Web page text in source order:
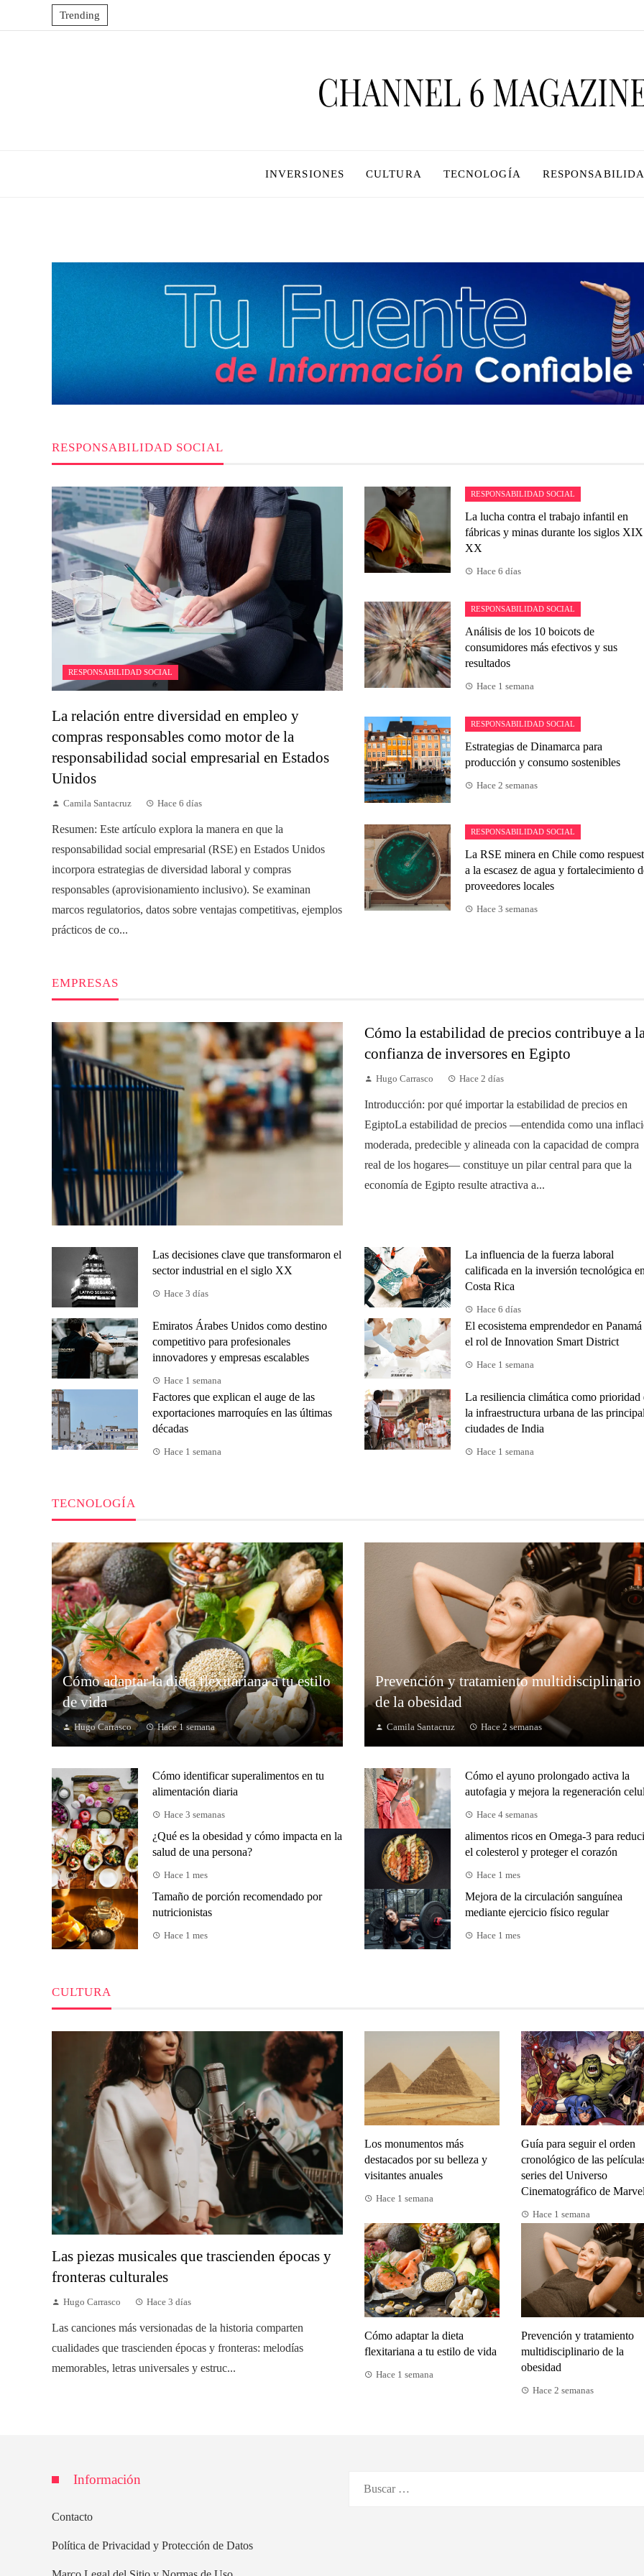
Trending
INVERSIONES CULTURA TECNOLOGÍA
RESPONSABILIDAD SOCIAL
RESPONSABILIDAD SOCIAL
La relación entre diversidad en empleo y
compras responsables como motor de la
responsabilidad social empresarial en Estados
Unidos
Camila Santacruz Hace 6 días
Resumen: Este artículo explora la manera en que la
responsabilidad social empresarial (RSE) en Estados Unidos
incorpora estrategias de diversidad laboral y compras
responsables (aprovisionamiento inclusivo). Se examinan
marcos regulatorios, datos sobre ventajas competitivas, ejemplos
prácticos de co...
RESPONSABILIDAD SOCIAL
La lucha contra el trabajo infantil en
fábricas y minas durante los siglos
XX
Hace 6 días
RESPONSABILIDAD SOCIAL
Análisis de los 10 boicots de
consumidores más efectivos y sus
resultados
Hace 1 semana
RESPONSABILIDAD SOCIAL
Estrategias de Dinamarca para
producción y consumo sostenibles
Hace 2 semanas
RESPONSABILIDAD SOCIAL
La RSE minera en Chile como
a la escasez de agua y fortalecimiento
proveedores locales
Hace 3 semanas
EMPRESAS
Cómo la estabilidad de precios contribuye a la
confianza de inversores en Egipto
Hugo Carrasco Hace 2 días
Introducción: por qué importar la estabilidad de precios en
EgiptoLa estabilidad de precios —entendida como una
moderada, predecible y alineada con la capacidad de compra
real de los hogares— constituye un pilar central para que la
economía de Egipto resulte atractiva a...
Las decisiones clave que transformaron el
sector industrial en el siglo XX
Hace 3 días
La influencia de la fuerza laboral
calificada en la inversión tecnológica en
Costa Rica
Hace 6 días
Emiratos Árabes Unidos como destino
competitivo para profesionales
innovadores y empresas escalables
Hace 1 semana
El ecosistema emprendedor en
el rol de Innovation Smart District
Hace 1 semana
Factores que explican el auge de las
exportaciones marroquíes en las últimas
décadas
Hace 1 semana
La resiliencia climática como prioridad
la infraestructura urbana de las
ciudades de India
Hace 1 semana
TECNOLOGÍA
Cómo adaptar la dieta flexitariana a tu estilo
de vida
Hugo Carrasco Hace 1 semana
Prevención y tratamiento multidisciplinario
de la obesidad
Camila Santacruz Hace 2 semanas
Cómo identificar superalimentos en tu
alimentación diaria
Hace 3 semanas
Cómo el ayuno prolongado activa la
autofagia y mejora la regeneración
Hace 4 semanas
¿Qué es la obesidad y cómo impacta en la
salud de una persona?
Hace 1 mes
alimentos ricos en Omega-3 para
el colesterol y proteger el corazón
Hace 1 mes
Tamaño de porción recomendado por
nutricionistas
Hace 1 mes
Mejora de la circulación sanguínea
mediante ejercicio físico regular
Hace 1 mes
CULTURA
Las piezas musicales que trascienden épocas y
fronteras culturales
Hugo Carrasco Hace 3 días
Las canciones más versionadas de la historia comparten
cualidades que trascienden épocas y fronteras: melodías
memorables, letras universales y estruc...
Los monumentos más
destacados por su belleza y
visitantes anuales
Hace 1 semana
Guía para seguir el orden
cronológico de las
series del Universo
Cinematográfico de Marvel
Hace 1 semana
Cómo adaptar la dieta
flexitariana a tu estilo de vida
Hace 1 semana
Prevención y tratamiento
multidisciplinario de la
obesidad
Hace 2 semanas
Información
Contacto
Política de Privacidad y Protección de Datos